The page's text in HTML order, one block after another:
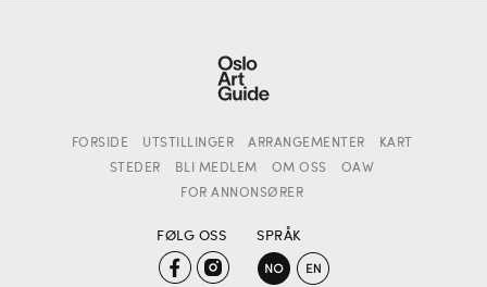
FORSIDE UTSTILLINGER ARRANGEMENTER
KART
STEDER
BLI MEDLEM OM OSS
OAW
FOR ANNONSØRER
FØLG OSS SPRÅK